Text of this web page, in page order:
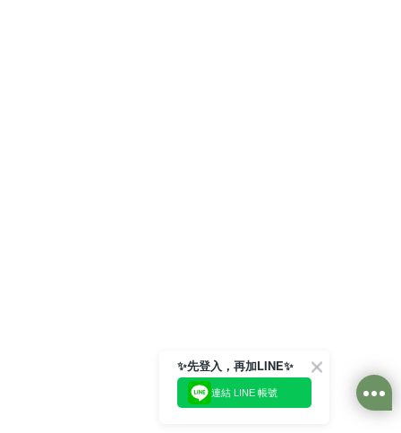
✨先登入，再加LINE✨
連結 LINE 帳號